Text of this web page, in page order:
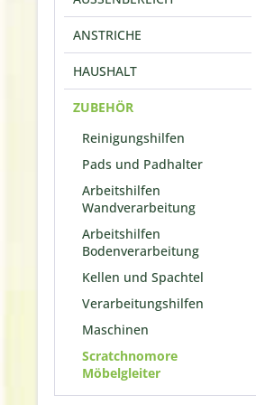
ANSTRICHE
HAUSHALT
ZUBEHÖR
Reinigungshilfen
Pads und Padhalter
Arbeitshilfen
Wandverarbeitung
Arbeitshilfen
Bodenverarbeitung
Kellen und Spachtel
Verarbeitungshilfen
Maschinen
Scratchnomore
Möbelgleiter